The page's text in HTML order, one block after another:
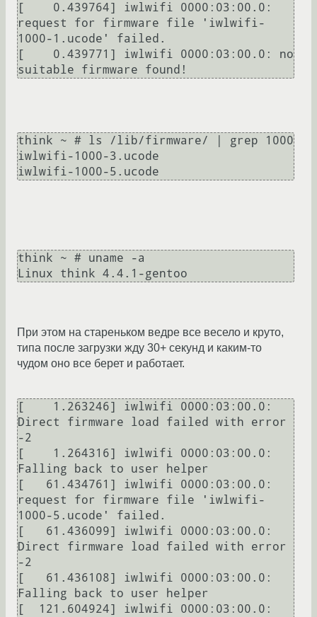
[    0.439764] iwlwifi 0000:03:00.0:
request for firmware file 'iwlwifi-
1000-1.ucode' failed.
[    0.439771] iwlwifi 0000:03:00.0: no
suitable firmware found!
think ~ # ls /lib/firmware/ | grep 1000
iwlwifi-1000-3.ucode
iwlwifi-1000-5.ucode
think ~ # uname -a
Linux think 4.4.1-gentoo
При этом на стареньком ведре все весело и круто,
типа после загрузки жду 30+ секунд и каким-то
чудом оно все берет и работает.
[    1.263246] iwlwifi 0000:03:00.0:
Direct firmware load failed with error
-2
[    1.264316] iwlwifi 0000:03:00.0:
Falling back to user helper
[   61.434761] iwlwifi 0000:03:00.0:
request for firmware file 'iwlwifi-
1000-5.ucode' failed.
[   61.436099] iwlwifi 0000:03:00.0:
Direct firmware load failed with error
-2
[   61.436108] iwlwifi 0000:03:00.0:
Falling back to user helper
[  121.604924] iwlwifi 0000:03:00.0: